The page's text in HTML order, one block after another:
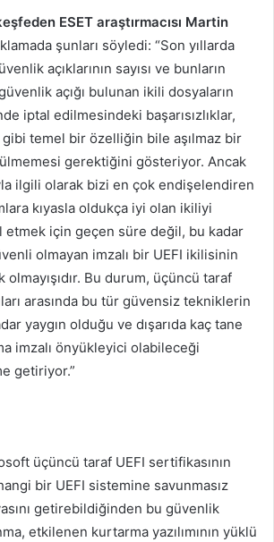
ESET araştırmacısı Martin
şunları söyledi: “Son yıllarda
açıklarının sayısı ve bunların
açığı bulunan ikili dosyaların
iptal edilmesindeki başarısızlıklar,
gibi temel bir özelliğin bile aşılmaz bir
gerektiğini gösteriyor. Ancak
ilgili olarak bizi en çok endişelendiren
kıyasla oldukça iyi olan ikiliyi
etmek için geçen süre değil, bu kadar
olmayan imzalı bir UEFI ikilisinin
Bu durum, üçüncü taraf
arasında bu tür güvensiz tekniklerin
yaygın olduğu ve dışarıda kaç tane
imzalı önyükleyici olabileceği
getiriyor.”
üçüncü taraf UEFI sertifikasının
bir UEFI sistemine savunmasız
getirebildiğinden bu güvenlik
etkilenen kurtarma yazılımının yüklü